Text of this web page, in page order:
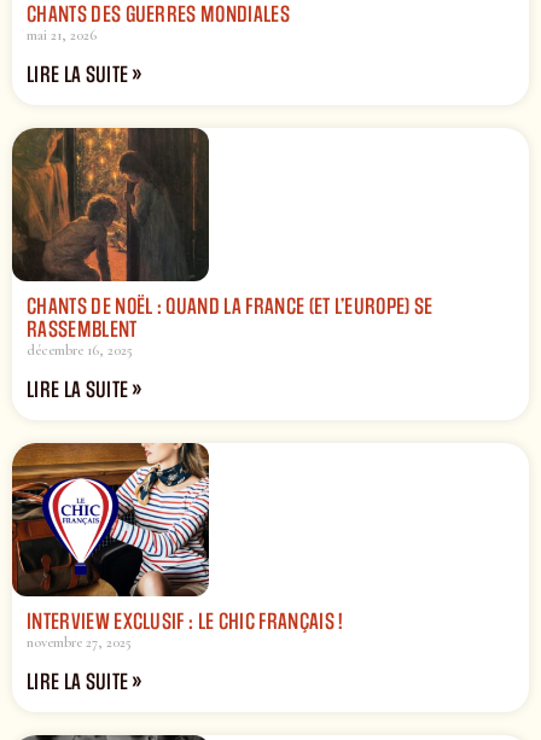
CHANTS DES GUERRES MONDIALES
mai 21, 2026
LIRE LA SUITE »
CHANTS DE NOËL : QUAND LA FRANCE (ET L’EUROPE) SE
RASSEMBLENT
décembre 16, 2025
LIRE LA SUITE »
INTERVIEW EXCLUSIF : LE CHIC FRANÇAIS !
novembre 27, 2025
LIRE LA SUITE »